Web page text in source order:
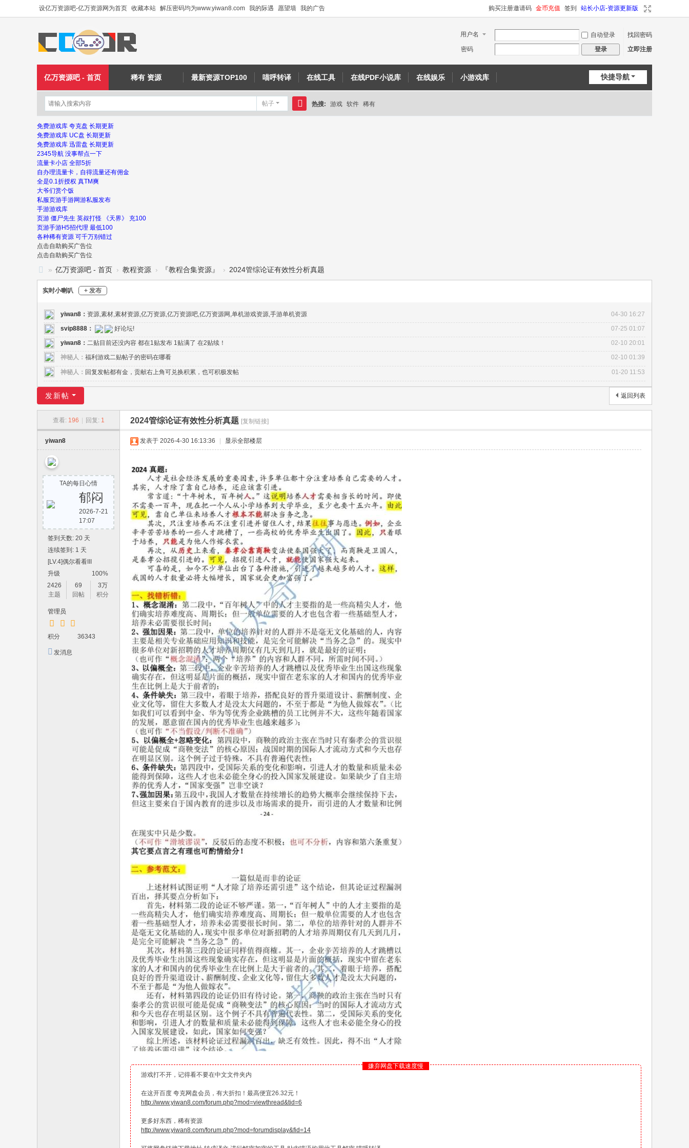
设亿万资源吧-亿万资源网为首页 收藏本站 解压密码均为www.yiwan8.com 我的际遇 愿望墙 我的广告 购买注册邀请码 金币充值 签到 站长小店-资源更新版
用户名 自动登录
找回密码
密码
登录 立即注册
快捷导航
亿万资源吧 - 首页 稀有 资源 最新资源TOP100 喵呼转译 在线工具 在线PDF小说库 在线娱乐 小游戏库
帖子
搜
热搜: 游戏 软件 稀有
免费游戏库 夸克盘 长期更新
免费游戏库 UC盘 长期更新
免费游戏库 迅雷盘 长期更新
2345导航 没事帮点一下
流量卡小店 全部5折
自办理流量卡，自得流量还有佣金
全是0.1折授权 真TM爽
大爷们赏个饭
私服页游手游网游私服发布
手游游戏库
页游 僵尸先生 英叔打怪 《天界》 充100
页游手游H5招代理 最低100
各种稀有资源 可千万别错过
点击自助购买广告位
点击自助购买广告位
万
资
网
-
w
an
8.
co
» 亿万资源吧 - 首页 › 教程资源 › 『教程合集资源』 › 2024管综论证有效性分析真题
实时小喇叭 + 发布
yiwan8 ： 资源,素材,素材资源,亿万资源,亿万资源吧,亿万资源网,单机游戏资源,手游单机资源
04-30 16:27
svip8888 ： 好论坛!
07-25 01:07
yiwan8 ： 二贴目前还没内容 都在1贴发布 1贴满了 在2贴续！
02-10 20:01
神秘人： 福利游戏二贴帖子的密码在哪看 02-10 01:39
神秘人： 回复发帖都有金，贡献右上角可兑换积累，也可积极发帖 01-20 11:53
返回列表
发新帖
查看: 196 回复: 1 2024管综论证有效性分析真题 [复制链接]
yiwan8
TA的每日心情
郁闷
2026-7-21
17:07
签到天数: 20 天
连续签到: 1 天
[LV.4]偶尔看看III
升级
100%
2426
主题
69
回帖
3万
积分
管理员
积分 36343
发消息
发表于 2026-4-30 16:13:36 显示全部楼层
嫌弃网盘下载速度慢
游戏打不开，记得看不要在中文文件夹内
在这开百度 夸克网盘会员，有大折扣！最高便宜26.32元！
http://www.yiwan8.com/forum.php?mod=viewthread&tid=6
更多好东西，稀有资源
http://www.yiwan8.com/forum.php?mod=forumdisplay&fid=14